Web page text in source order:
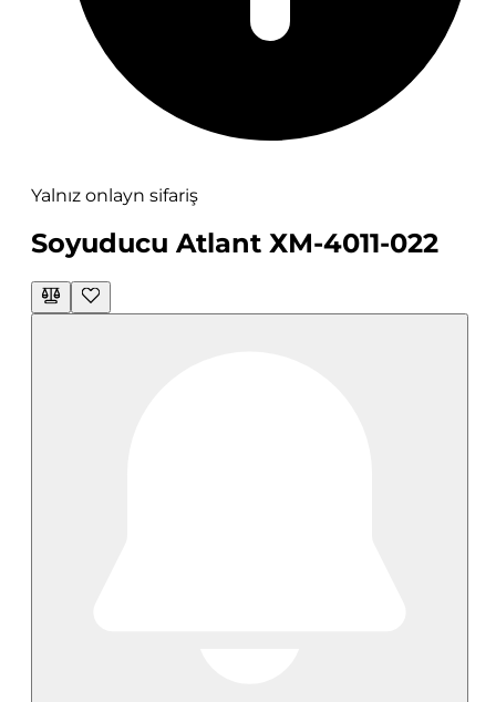
Yalnız onlayn sifariş
Soyuducu Atlant ХМ-4011-022